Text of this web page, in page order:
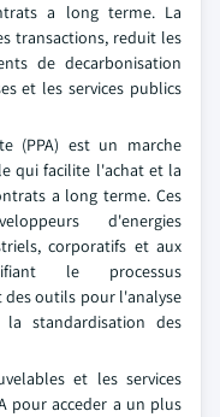
a long terme. La
transactions, reduit les
de decarbonisation
et les services publics
(PPA) est un marche
qui facilite l'achat et la
a long terme. Ces
d'energies
corporatifs et aux
le processus
outils pour l'analyse
standardisation des
et les services
pour acceder a un plus